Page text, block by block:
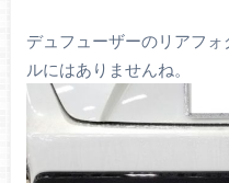
デュフューザーのリアフ
ルにはありませんね。